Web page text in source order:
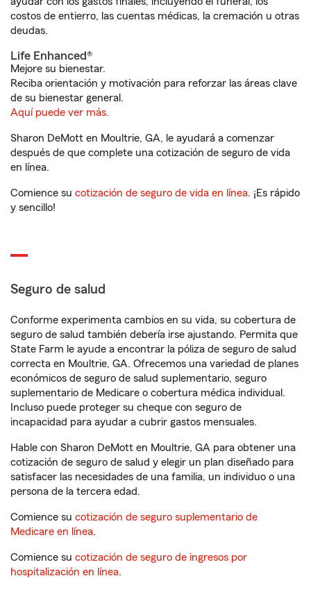
costos de entierro, las cuentas médicas, la cremación u otras
deudas.
Life Enhanced®
Mejore su bienestar.
Reciba orientación y motivación para reforzar las áreas clave
de su bienestar general.
Aquí puede ver más.
Sharon DeMott en Moultrie, GA, le ayudará a comenzar
después de que complete una cotización de seguro de vida
en línea.
Comience su cotización de seguro de vida en línea. ¡Es rápido
y sencillo!
Seguro de salud
Conforme experimenta cambios en su vida, su cobertura de
seguro de salud también debería irse ajustando. Permita que
State Farm le ayude a encontrar la póliza de seguro de salud
correcta en Moultrie, GA. Ofrecemos una variedad de planes
económicos de seguro de salud suplementario, seguro
suplementario de Medicare o cobertura médica individual.
Incluso puede proteger su cheque con seguro de
incapacidad para ayudar a cubrir gastos mensuales.
Hable con Sharon DeMott en Moultrie, GA para obtener una
cotización de seguro de salud y elegir un plan diseñado para
satisfacer las necesidades de una familia, un individuo o una
persona de la tercera edad.
Comience su cotización de seguro suplementario de
Medicare en línea.
Comience su cotización de seguro de ingresos por
hospitalización en línea.